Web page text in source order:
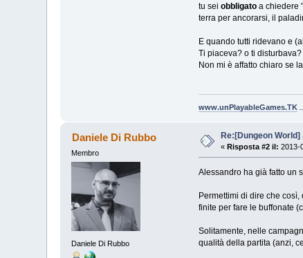
tu sei obbligatoa chiedere
terra per ancorarsi, il
E quando tutti ridevano e
Ti piaceva? o ti disturbava?
Non mi è affatto chiaro se
www.unPlayableGames.TK
Daniele Di Rubbo
Membro
Daniele Di Rubbo
Re:[Dungeon
«Risposta #2 il: 2013-
Alessandro ha già fatto un
Permettimi di dire che
finite per fare le buffonate
Solitamente, nelle
qualità della partita (anzi,